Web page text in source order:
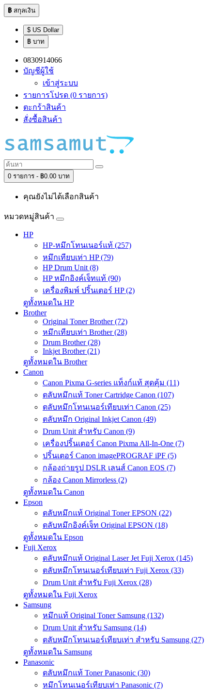
฿ สกุลเงิน
$ US Dollar
฿ บาท
0830914066
บัญชีผู้ใช้
เข้าสู่ระบบ
รายการโปรด (0 รายการ)
ตะกร้าสินค้า
สั่งซื้อสินค้า
0 รายการ - ฿0.00 บาท
คุณยังไม่ได้เลือกสินค้า
หมวดหมู่สินค้า
HP
HP-หมึกโทนเนอร์แท้ (257)
หมึกเทียบเท่า HP (79)
HP Drum Unit (8)
HP หมึกอิงค์เจ็ทแท้ (90)
เครื่องพิมพ์ ปริ้นเตอร์ HP (2)
ดูทั้งหมดใน HP
Brother
Original Toner Brother (72)
หมึกเทียบเท่า Brother (28)
Drum Brother (28)
Inkjet Brother (21)
ดูทั้งหมดใน Brother
Canon
Canon Pixma G-series แท็งก์แท้ สุดคุ้ม (11)
ตลับหมึกแท้ Toner Cartridge Canon (107)
ตลับหมึกโทนเนอร์เทียบเท่า Canon (25)
ตลับหมึก Original Inkjet Canon (49)
Drum Unit สำหรับ Canon (9)
เครื่องปริ้นเตอร์ Canon Pixma All-In-One (7)
ปริ้นเตอร์ Canon imagePROGRAF iPF (5)
กล้องถ่ายรูป DSLR เลนส์ Canon EOS (7)
กล้อง Canon Mirrorless (2)
ดูทั้งหมดใน Canon
Epson
ตลับหมึกแท้ Original Toner EPSON (22)
ตลับหมึกอิงค์เจ็ท Original EPSON (18)
ดูทั้งหมดใน Epson
Fuji Xerox
ตลับหมึกแท้ Original Laser Jet Fuji Xerox (145)
ตลับหมึกโทนเนอร์เทียบเท่า Fuji Xerox (33)
Drum Unit สำหรับ Fuji Xerox (28)
ดูทั้งหมดใน Fuji Xerox
Samsung
หมึกแท้ Original Toner Samsung (132)
Drum Unit สำหรับ Samsung (14)
ตลับหมึกโทนเนอร์เทียบเท่า สำหรับ Samsung (27)
ดูทั้งหมดใน Samsung
Panasonic
ตลับหมึกแท้ Toner Panasonic (30)
หมึกโทนเนอร์เทียบเท่า Panasonic (7)